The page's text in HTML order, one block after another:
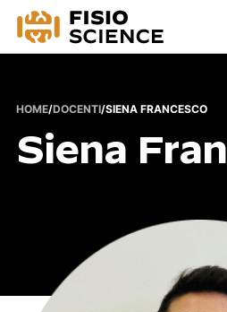
HOME/DOCENTI/SIENA FRANCESCO
Siena